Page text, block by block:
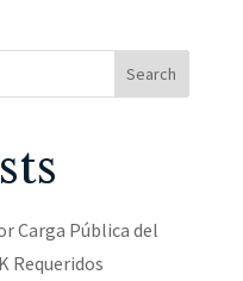
Search
Carga Pública del
Requeridos